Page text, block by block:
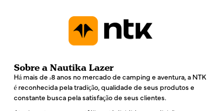
Sobre a Nautika Lazer
Há mais de 48 anos no mercado de camping e aventura, a NTK
é reconhecida pela tradição, qualidade de seus produtos e
constante busca pela satisfação de seus clientes.